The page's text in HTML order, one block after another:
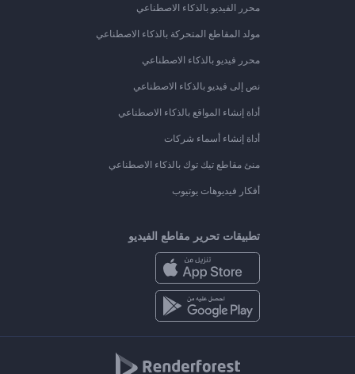
محرر الفيديو بالذكاء الاصطناعي
مولد المقاطع المتحركة بالذكاء الاصطناعي
محرر فيديو بالذكاء الاصطناعي
نص إلى فيديو بالذكاء الاصطناعي
أداة إنشاء المواقع بالذكاء الاصطناعي
أداة إنشاء أسماء شركات
منئ مقاطع تيك توك بالذكاء الاصطناعي
أفكار فيديوهات يوتيوب
تطبيقات تحرير مقاطع الفيديو